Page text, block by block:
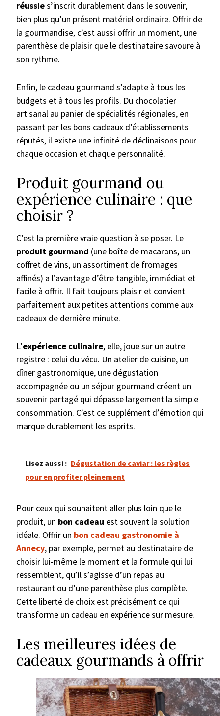
réussies’inscrit durablement dans le souvenir,
bien plus qu’un présent matériel ordinaire. Offrir de
la gourmandise, c’est aussi offrir un moment, une
parenthèse de plaisir que le destinataire savoure à
son rythme.
Enfin, le cadeau gourmand s’adapte à tous les
budgets et à tous les profils. Du chocolatier
artisanal au panier de spécialités régionales, en
passant par les bons cadeaux d’établissements
réputés, il existe une infinité de déclinaisons pour
chaque occasion et chaque personnalité.
Produit gourmand ou
expérience culinaire : que
choisir ?
C’est la première vraie question à se poser. Le
produit gourmand (une boîte de macarons, un
coffret de vins, un assortiment de fromages
affinés) a l’avantage d’être tangible, immédiat et
facile à offrir. Il fait toujours plaisir et convient
parfaitement aux petites attentions comme aux
cadeaux de dernière minute.
L’expérience culinaire, elle, joue sur un autre
registre : celui du vécu. Un atelier de cuisine, un
dîner gastronomique, une dégustation
accompagnée ou un séjour gourmand créent un
souvenir partagé qui dépasse largement la simple
consommation. C’est ce supplément d’émotion qui
marque durablement les esprits.
Lisez aussi : Dégustation de caviar : les règles
pour en profiter pleinement
Pour ceux qui souhaitent aller plus loin que le
produit, un bon cadeau est souvent la solution
idéale. Offrir un bon cadeau gastronomie à
Annecy, par exemple, permet au destinataire de
choisir lui-même le moment et la formule qui lui
ressemblent, qu’il s’agisse d’un repas au
restaurant ou d’une parenthèse plus complète.
Cette liberté de choix est précisément ce qui
transforme un cadeau en expérience sur mesure.
Les meilleures idées de
cadeaux gourmands à offrir